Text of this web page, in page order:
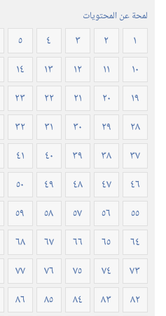
لمحة عن المحتويات
١ ٢ ٣ ٤ ٥
١٠
١١ ١٢ ١٣ ١٤
١٩
٢٠ ٢١ ٢٢ ٢٣
٢٨
٢٩ ٣٠ ٣١ ٣٢
٣٧
٣٨ ٣٩ ٤٠ ٤١
٤٦
٤٧ ٤٨ ٤٩ ٥٠
٥٥
٥٦ ٥٧ ٥٨ ٥٩
٦٤
٦٥ ٦٦ ٦٧ ٦٨
٧٣
٧٤ ٧٥ ٧٦ ٧٧
٨٢
٨٣ ٨٤ ٨٥ ٨٦